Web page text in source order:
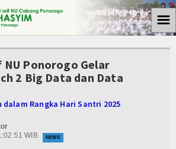
☰
NU Ponorogo Gelar
2 Big Data dan Data
Rangka Hari Santri 2025
WIB
NEWS